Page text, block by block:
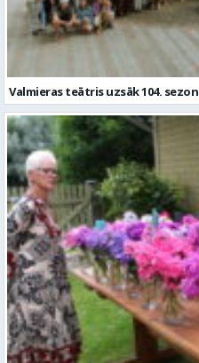
Garšaugu dārzā trīs dienas
pilsētai svētkos”